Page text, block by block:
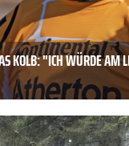
KOLB: "ICH WÜRDE AM